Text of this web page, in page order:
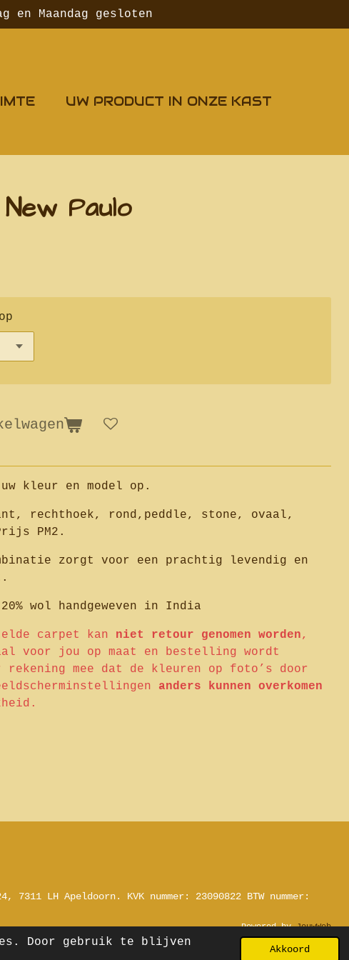
Door gebruik te blijven
Akkoord
en Maandag gesloten
UW PRODUCT IN ONZE KAST
Paulo
kleur en model op.
rechthoek, rond,peddle, stone, ovaal,
PM2.
zorgt voor een prachtig levendig en
wol handgeweven in India
carpet kan niet retour genomen worden,
voor jou op maat en bestelling wordt
rekening mee dat de kleuren op foto’s door
anders kunnen overkomen
7311 LH Apeldoorn. KVK nummer: 23090822 BTW nummer:
Powered byJouwWeb